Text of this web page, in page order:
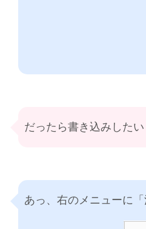
だったら書き込みした
あっ、右のメニューに